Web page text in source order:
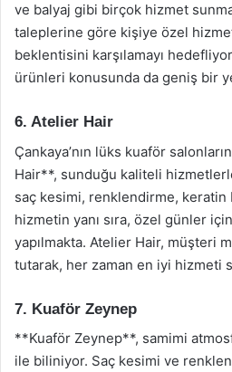
ve balyaj gibi birçok hizmet
taleplerine göre kişiye özel
beklentisini karşılamayı
ürünleri konusunda da geniş bir
6. Atelier Hair
Çankaya’nın lüks kuaför
Hair**, sunduğu kaliteli
saç kesimi, renklendirme, keratin
hizmetin yanı sıra, özel günler
yapılmakta. Atelier Hair, müşteri
tutarak, her zaman en iyi hizmeti
7. Kuaför Zeynep
**Kuaför Zeynep**, samimi
ile biliniyor. Saç kesimi ve